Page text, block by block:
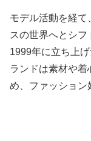
モデル活動を経て
スの世界へとシフ
1999年に立ち上
ランドは素材や
め、ファッション